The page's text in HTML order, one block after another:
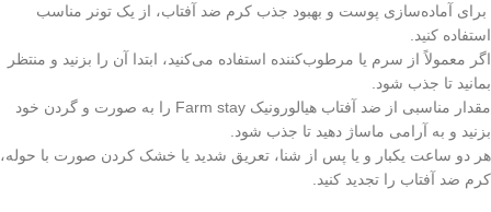
برای آماده‌سازی پوست و بهبود جذب کرم ضد آفتاب، از یک تونر مناسب
استفاده کنید.
اگر معمولاً از سرم یا مرطوب‌کننده استفاده می‌کنید، ابتدا آن را بزنید و منتظر
بمانید تا جذب شود.
مقدار مناسبی از ضد آفتاب هیالورونیک Farm stay را به صورت و گردن خود
بزنید و به آرامی ماساژ دهید تا جذب شود.
هر دو ساعت یکبار و یا پس از شنا، تعریق شدید یا خشک کردن صورت با حوله،
کرم ضد آفتاب را تجدید کنید.